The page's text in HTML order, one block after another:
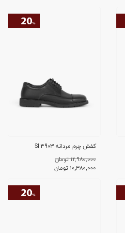
کفش چرم مردانه SI 3903
۱۲,۹۸۰,۰۰۰ تومان
۱۰,۳۸۰,۰۰۰ تومان